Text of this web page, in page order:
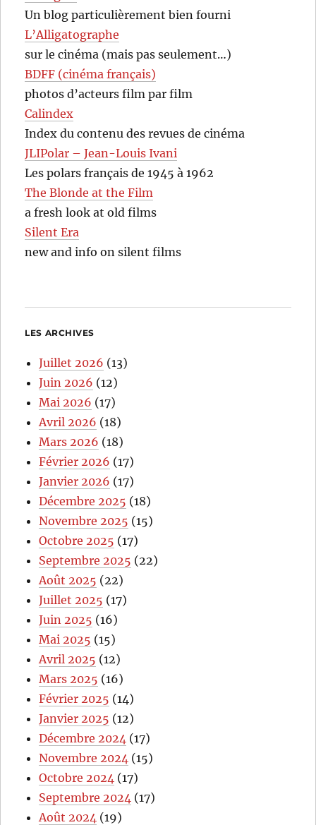
Un blog particulièrement bien fourni
L’Alligatographe
sur le cinéma (mais pas seulement…)
BDFF (cinéma français)
photos d’acteurs film par film
Calindex
Index du contenu des revues de cinéma
JLIPolar – Jean-Louis Ivani
Les polars français de 1945 à 1962
The Blonde at the Film
a fresh look at old films
Silent Era
new and info on silent films
LES ARCHIVES
Juillet 2026 (13)
Juin 2026 (12)
Mai 2026 (17)
Avril 2026 (18)
Mars 2026 (18)
Février 2026 (17)
Janvier 2026 (17)
Décembre 2025 (18)
Novembre 2025 (15)
Octobre 2025 (17)
Septembre 2025 (22)
Août 2025 (22)
Juillet 2025 (17)
Juin 2025 (16)
Mai 2025 (15)
Avril 2025 (12)
Mars 2025 (16)
Février 2025 (14)
Janvier 2025 (12)
Décembre 2024 (17)
Novembre 2024 (15)
Octobre 2024 (17)
Septembre 2024 (17)
Août 2024 (19)